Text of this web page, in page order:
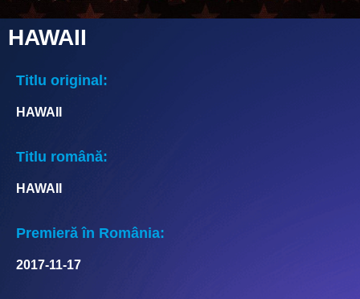
HAWAII
Titlu original:
HAWAII
Titlu română:
HAWAII
Premieră în România:
2017-11-17